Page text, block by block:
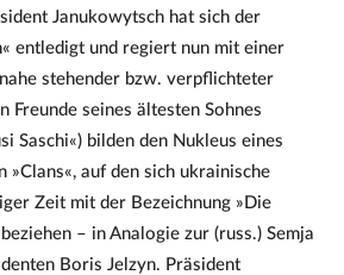
Janukowytsch hat sich der
entledigt und regiert nun mit einer
stehender bzw. verpflichteter
Freunde seines ältesten Sohnes
Saschi«) bilden den Nukleus eines
»Clans«, auf den sich ukrainische
Zeit mit der Bezeichnung »Die
– in Analogie zur (russ.) Semja
Boris Jelzyn. Präsident